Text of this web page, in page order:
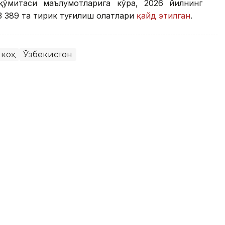
маълумотларига кўра, 2026 йилнинг
та тирик туғилиш ҳолатлари қайд этилган.
Ўзбекистон